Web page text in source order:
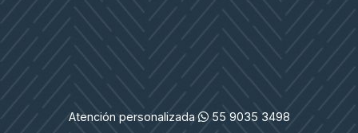
qué
sucede
con
el
Subsidio?
Atención personalizada
55 9035 3498